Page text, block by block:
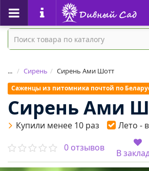
... Сирень Сирень Ами Шотт
Саженцы из питомника почтой по
Сирень Ами
Купили менее 10 раз
Лето -
0 отзывов
В